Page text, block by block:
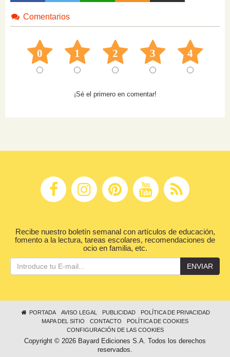
Comentarios
0 1 2 3 4
¡Sé el primero en comentar!
Recibe nuestro boletín semanal con artículos de educación,
fomento a la lectura, tareas escolares, recomendaciones de
ocio en familia, etc.
ENVIAR
PORTADA AVISO LEGAL PUBLICIDAD
POLÍTICA DE PRIVACIDAD
MAPA DEL SITIO
CONTACTO
POLÍTICA DE COOKIES
CONFIGURACIÓN DE LAS COOKIES
Copyright © 2026 Bayard Ediciones S.A. Todos los derechos
reservados.